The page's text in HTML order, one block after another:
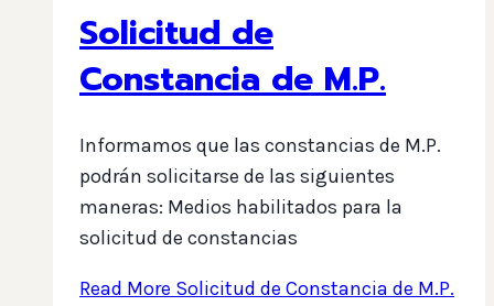
Solicitud de
Constancia de M.P.
Informamos que las constancias de M.P.
podrán solicitarse de las siguientes
maneras: Medios habilitados para la
solicitud de constancias
Read More Solicitud de Constancia de M.P.